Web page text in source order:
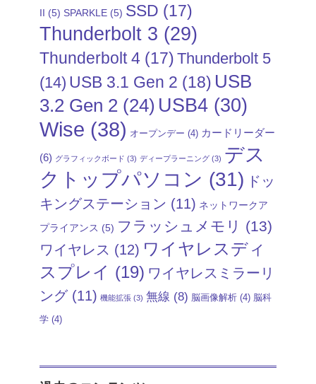
II (5) SPARKLE (5) SSD (17)
Thunderbolt 3 (29)
Thunderbolt 4 (17) Thunderbolt 5
(14) USB 3.1 Gen 2 (18) USB
3.2 Gen 2 (24) USB4 (30)
Wise (38) オープンデー (4) カードリーダー
(6) グラフィックボード (3) ディープラーニング (3) デス
クトップパソコン (31) ドッ
キングステーション (11) ネットワークア
プライアンス (5) フラッシュメモリ (13)
ワイヤレス (12) ワイヤレスディ
スプレイ (19) ワイヤレスミラーリ
ング(11) 機能拡張 (3) 無線 (8) 脳画像解析 (4) 脳科
学 (4)